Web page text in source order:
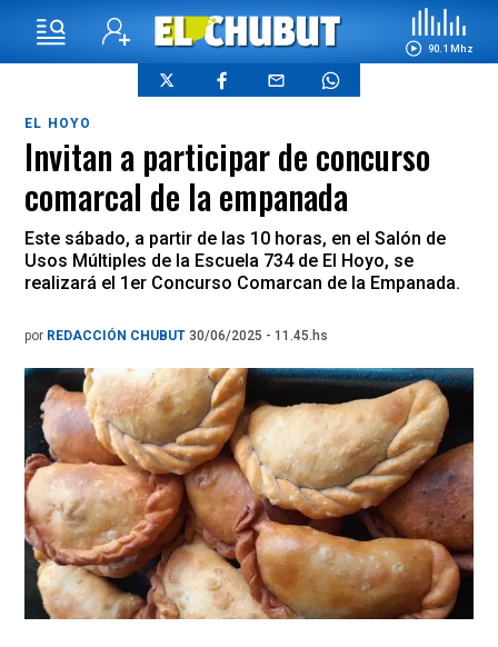
90.1 Mhz
EL HOYO
Invitan a participar de concurso
comarcal de la empanada
Este sábado, a partir de las 10 horas, en el Salón de
Usos Múltiples de la Escuela 734 de El Hoyo, se
realizará el 1er Concurso Comarcan de la Empanada.
por REDACCIÓN CHUBUT 30/06/2025 - 11.45.hs